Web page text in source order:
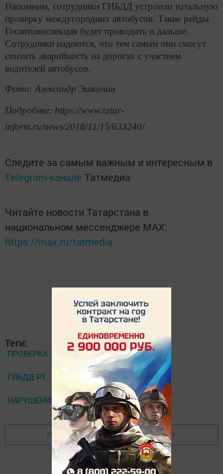
Напомним, сотрудники ГИБДД устроили тотальную
проверку междугородних автобусов. Такие рейды
Госавтоинспекция будет проводить и дальше.
Сотрудники надеются, что тем самым они смогут
снизить аварийность на дорогах с участием
водителей автобусов.
Фото: Александр Эшкинин
Подробнее: https://www.tatar-
inform.ru/news/2018/11/15/633240/
Следите за самым важным и интересным в
Telegram-канале Татмедиа
Читайте новости Татарстана в
национальном мессенджере MАХ:
https://max.ru/tatmedia
Теги:
ПРОВЕРКА
ГИБДД РТ
НАРУШЕНИЕ
Перейти на страницу новости